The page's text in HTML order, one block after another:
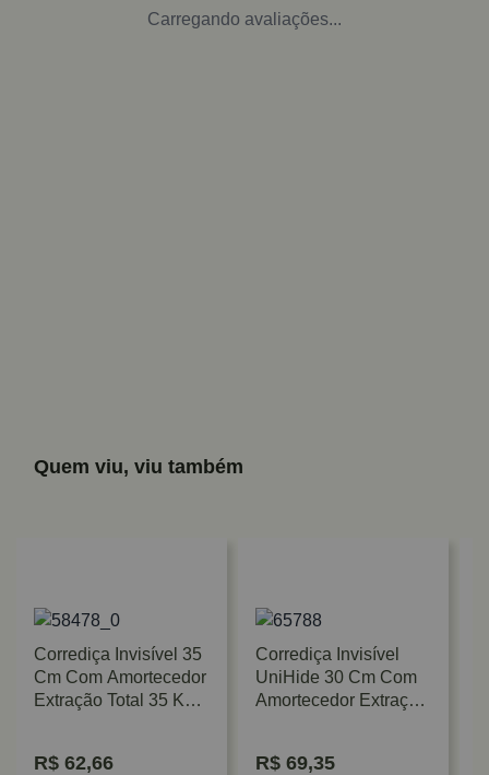
Carregando avaliações...
Quem viu, viu também
Corrediça Invisível 35
Cm Com Amortecedor
Extração Total 35 Kg
R$ 62,66
Corrediça Invisível
UniHide 30 Cm Com
Amortecedor Extração
R$ 69,35